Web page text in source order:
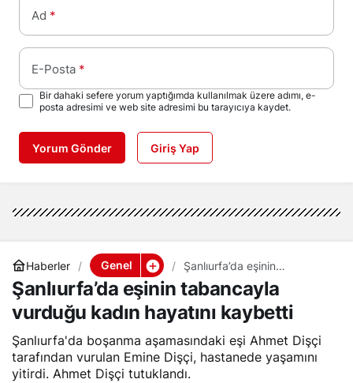
Ad *
E-Posta *
Bir dahaki sefere yorum yaptığımda kullanılmak üzere adımı, e-
posta adresimi ve web site adresimi bu tarayıcıya kaydet.
Yorum Gönder Giriş Yap
Haberler Genel
Şanlıurfa’da eşinin
tabancayla vurduğu kadın
hayatını kaybetti
Şanlıurfa’da eşinin tabancayla
vurduğu kadın hayatını kaybetti
Şanlıurfa'da boşanma aşamasındaki eşi Ahmet Dişçi
tarafından vurulan Emine Dişçi, hastanede yaşamını
yitirdi. Ahmet Dişçi tutuklandı.